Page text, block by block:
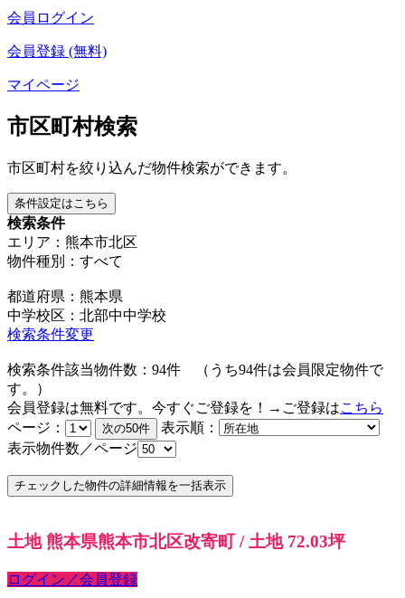
会員ログイン
会員登録 (無料)
マイページ
市区町村検索
市区町村を絞り込んだ物件検索ができます。
条件設定はこちら
検索条件
エリア：熊本市北区
物件種別：すべて
都道府県：熊本県
中学校区：北部中中学校
検索条件変更
検索条件該当物件数： 94件 （うち94件は会員限定物件で
す。）
会員登録は無料です。今すぐご登録を！→ご登録はこちら
ページ：
表示順：
表示物件数／ページ
土地 熊本県熊本市北区改寄町 / 土地 72.03坪
ログイン／会員登録